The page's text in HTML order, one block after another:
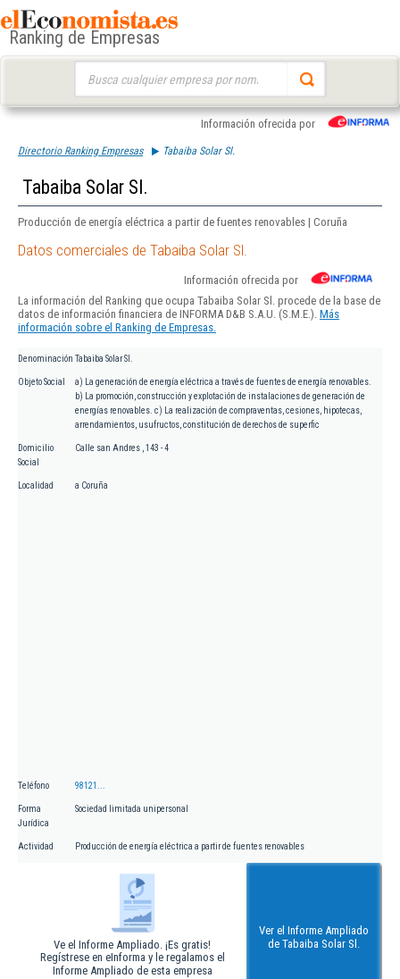
Ranking de Empresas
Información ofrecida por
Directorio Ranking Empresas Tabaiba Solar Sl.
Tabaiba Solar Sl.
Producción de energía eléctrica a partir de fuentes renovables | Coruña
Datos comerciales de Tabaiba Solar Sl.
Información ofrecida por
La información del Ranking que ocupa Tabaiba Solar Sl. procede de la base de
datos de información financiera de INFORMA D&B S.A.U. (S.M.E.). Más
información sobre el Ranking de Empresas.
Denominación Tabaiba Solar Sl.
Objeto Social
a) La generación de energía eléctrica a través de fuentes de energía renovables.
b) La promoción, construcción y explotación de instalaciones de generación de
energías renovables. c) La realización de compraventas, cesiones, hipotecas,
arrendamientos, usufructos, constitución de derechos de superfic
Domicilio
Social
Calle san Andres , 143 - 4
Localidad a Coruña
Teléfono 98121...
Forma
Jurídica
Sociedad limitada unipersonal
Actividad Producción de energía eléctrica a partir de fuentes renovables
Ve el Informe Ampliado. ¡Es gratis!
Regístrese en eInforma y le regalamos el
Informe Ampliado de esta empresa
Ver el Informe Ampliado
de Tabaiba Solar Sl.